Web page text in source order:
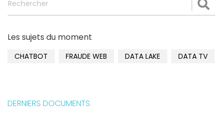
Les sujets du moment
CHATBOT FRAUDE WEB DATA LAKE DATA TV
DERNIERS DOCUMENTS